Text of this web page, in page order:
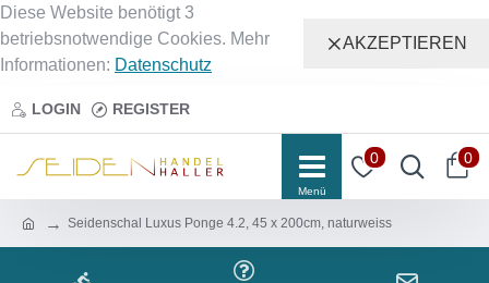
Diese Website benötigt 3
betriebsnotwendige Cookies. Mehr
Informationen: Datenschutz
AKZEPTIEREN
LOGIN REGISTER
0 0
Seidenschal Luxus Ponge 4.2, 45 x 200cm, naturweiss